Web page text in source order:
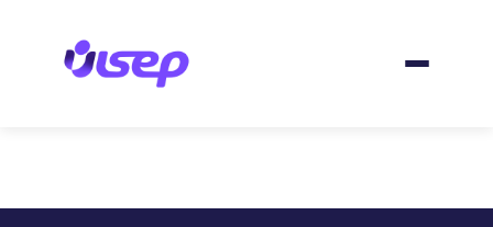
contenido